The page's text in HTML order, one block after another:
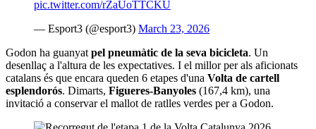
pic.twitter.com/rZaUoTTCKU
— Esport3 (@esport3) March 23, 2026
Godon ha guanyat pel pneumàtic de la seva bicicleta. Un
desenllaç a l'altura de les expectatives. I el millor per als aficionats
catalans és que encara queden 6 etapes d'una Volta de cartell
esplendorós. Dimarts, Figueres-Banyoles (167,4 km), una
invitació a conservar el mallot de ratlles verdes per a Godon.